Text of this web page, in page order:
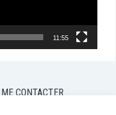
11:55
ME CONTACTER